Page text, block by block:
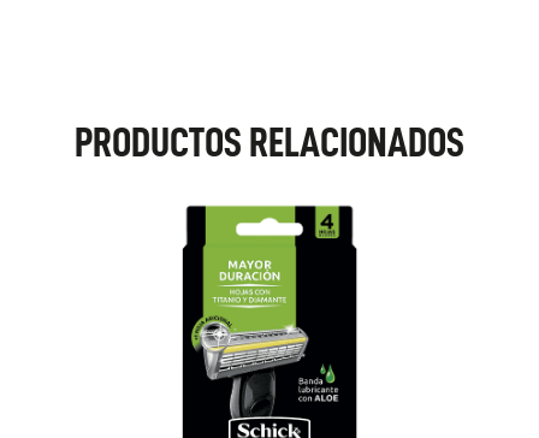
PRODUCTOS RELACIONADOS